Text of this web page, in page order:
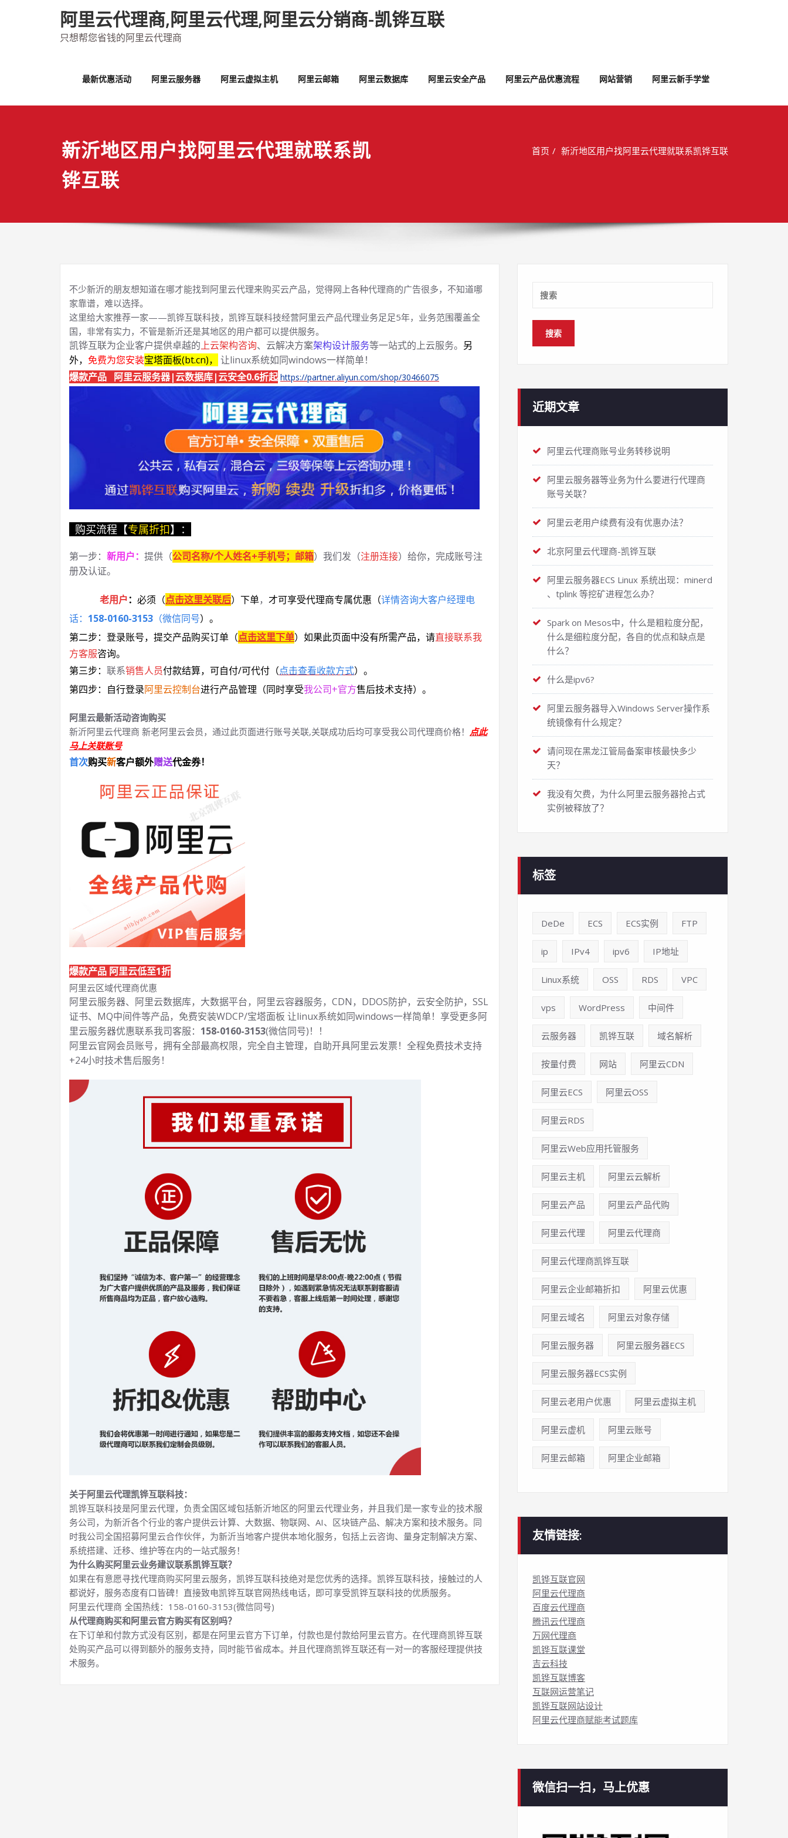
阿里云代理商,阿里云代理,阿里云分销商-凯铧互联
只想帮您省钱的阿里云代理商
最新优惠活动 阿里云服务器 阿里云虚拟主机 阿里云邮箱 阿里云数据库 阿里云安全产品 阿里云产品优惠流程 网站营销 阿里云新手学堂
新沂地区用户找阿里云代理就联系凯
铧互联
首页 新沂地区用户找阿里云代理就联系凯铧互联
不少新沂的朋友想知道在哪才能找到阿里云代理来购买云产品，觉得网上各种代理商的广告很多，不知道哪
家靠谱，难以选择。
这里给大家推荐一家——凯铧互联科技，凯铧互联科技经营阿里云产品代理业务足足5年，业务范围覆盖全
国，非常有实力，不管是新沂还是其地区的用户都可以提供服务。
凯铧互联为企业客户提供卓越的上云架构咨询、云解决方案架构设计服务等一站式的上云服务。 另
外， 免费为您安装宝塔面板(bt.cn)，
让linux系统如同windows一样简单！
爆款产品 阿里云服务器|云数据库|云安全0.6折起 https://partner.aliyun.com/shop/30466075
购买流程【专属折扣】：
第一步： 新用户： 提供（公司名称/个人姓名+手机号；邮箱）我们发（注册连接）给你，完成账号注
册及认证。
老用户： 必须 （点击这里关联后） 下单， 才可享受代理商专属优惠 （详情咨询大客户经理电
话： 158-0160-3153 （微信同号） 。
第二步：登录账号，提交产品购买订单（点击这里下单） 如果此页面中没有所需产品，请直接联系我
方客服咨询。
第三步： 联系销售人员付款结算，可自付/可代付（点击查看收款方式）。
第四步：自行登录阿里云控制台进行产品管理（同时享受我公司+官方售后技术支持）。
阿里云最新活动咨询购买
新沂阿里云代理商 新老阿里云会员，通过此页面进行账号关联,关联成功后均可享受我公司代理商价格！ 点此
马上关联账号
首次购买新客户额外赠送代金券！
爆款产品 阿里云低至1折
阿里云区域代理商优惠
阿里云服务器、阿里云数据库，大数据平台，阿里云容器服务，CDN，DDOS防护，云安全防护，SSL
证书、MQ中间件等产品，免费安装WDCP/宝塔面板 让linux系统如同windows一样简单！享受更多阿
里云服务器优惠联系我司客服： 158-0160-3153(微信同号)！！
阿里云官网会员账号，拥有全部最高权限，完全自主管理，自助开具阿里云发票！全程免费技术支持
+24小时技术售后服务！
关于阿里云代理凯铧互联科技：
凯铧互联科技是阿里云代理，负责全国区域包括新沂地区的阿里云代理业务，并且我们是一家专业的技术服
务公司，为新沂各个行业的客户提供云计算、大数据、物联网、AI、区块链产品、解决方案和技术服务。同
时我公司全国招募阿里云合作伙伴，为新沂当地客户提供本地化服务，包括上云咨询、量身定制解决方案、
系统搭建、迁移、维护等在内的一站式服务！
为什么购买阿里云业务建议联系凯铧互联？
如果在有意愿寻找代理商购买阿里云服务，凯铧互联科技绝对是您优秀的选择。凯铧互联科技，接触过的人
都说好，服务态度有口皆碑！直接致电凯铧互联官网热线电话，即可享受凯铧互联科技的优质服务。
阿里云代理商 全国热线：158-0160-3153(微信同号)
从代理商购买和阿里云官方购买有区别吗？
在下订单和付款方式没有区别，都是在阿里云官方下订单，付款也是付款给阿里云官方。在代理商凯铧互联
处购买产品可以得到额外的服务支持，同时能节省成本。并且代理商凯铧互联还有一对一的客服经理提供技
术服务。
近期文章
阿里云代理商账号业务转移说明
阿里云服务器等业务为什么要进行代理商
账号关联？
阿里云老用户续费有没有优惠办法？
北京阿里云代理商-凯铧互联
阿里云服务器ECS Linux 系统出现：minerd
、tplink 等挖矿进程怎么办？
Spark on Mesos中，什么是粗粒度分配，
什么是细粒度分配，各自的优点和缺点是
什么？
什么是ipv6?
阿里云服务器导入Windows Server操作系
统镜像有什么规定？
请问现在黑龙江管局备案审核最快多少
天？
我没有欠费，为什么阿里云服务器抢占式
实例被释放了？
标签
DeDe ECS ECS实例 FTP
ip IPv4 ipv6 IP地址
Linux系统 OSS RDS VPC
vps WordPress 中间件
云服务器 凯铧互联 域名解析
按量付费 网站 阿里云CDN
阿里云ECS 阿里云OSS
阿里云RDS
阿里云Web应用托管服务
阿里云主机 阿里云云解析
阿里云产品 阿里云产品代购
阿里云代理 阿里云代理商
阿里云代理商凯铧互联
阿里云企业邮箱折扣 阿里云优惠
阿里云域名 阿里云对象存储
阿里云服务器 阿里云服务器ECS
阿里云服务器ECS实例
阿里云老用户优惠 阿里云虚拟主机
阿里云虚机 阿里云账号
阿里云邮箱 阿里企业邮箱
友情链接:
凯铧互联官网
阿里云代理商
百度云代理商
腾讯云代理商
万网代理商
凯铧互联课堂
吉云科技
凯铧互联博客
互联网运营笔记
凯铧互联网站设计
阿里云代理商赋能考试题库
微信扫一扫，马上优惠